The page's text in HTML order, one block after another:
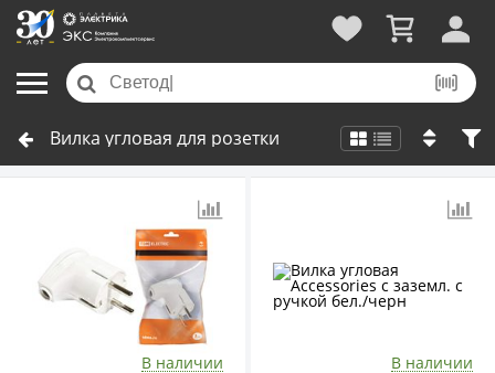
Вилка угловая для розетки
В наличии В наличии